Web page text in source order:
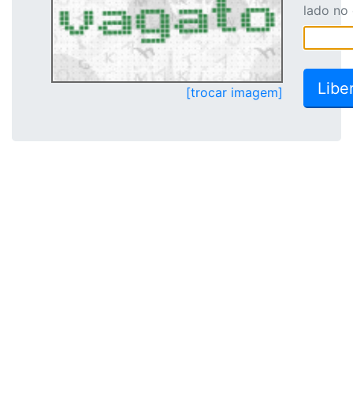
[trocar imagem]
lado no